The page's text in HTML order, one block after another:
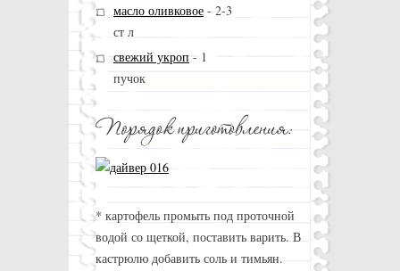
масло оливковое- 2-3
ст л
свежий укроп- 1
пучок
* картофель промыть под проточной
водой со щеткой, поставить варить. В
кастрюлю добавить соль и тимьян.